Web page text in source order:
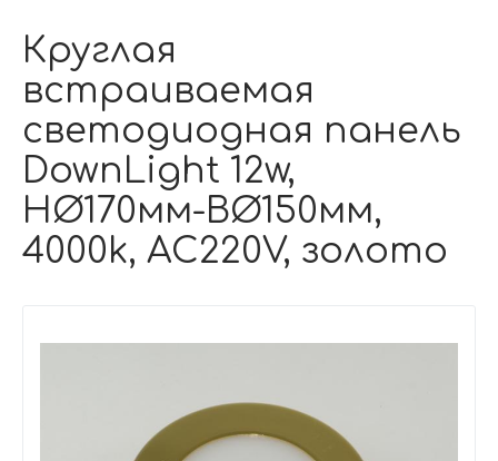
Круглая
встраиваемая
светодиодная панель
DownLight 12w,
НØ170мм-ВØ150мм,
4000k, AC220V, золото